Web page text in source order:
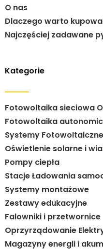
O nas
Dlaczego warto
Najczęściej zadawane
Kategorie
Fotowoltaika sieciowa
Fotowoltaika
Systemy
Oświetlenie solarne i
Pompy ciepła
Stacje Ładowania
Systemy montażowe
Zestawy edukacyjne
Falowniki i przetwornice
Oprzyrządowanie
Magazyny energii i